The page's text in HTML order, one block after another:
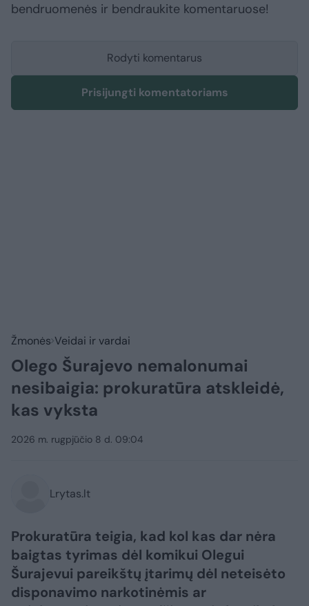
bendruomenės ir bendraukite komentaruose!
Rodyti komentarus
Prisijungti komentatoriams
Žmonės Veidai ir vardai
Olego Šurajevo nemalonumai
nesibaigia: prokuratūra atskleidė,
kas vyksta
2026 m. rugpjūčio 8 d. 09:04
Lrytas.lt
Prokuratūra teigia, kad kol kas dar nėra
baigtas tyrimas dėl komikui Olegui
Šurajevui pareikštų įtarimų dėl neteisėto
disponavimo narkotinėmis ar